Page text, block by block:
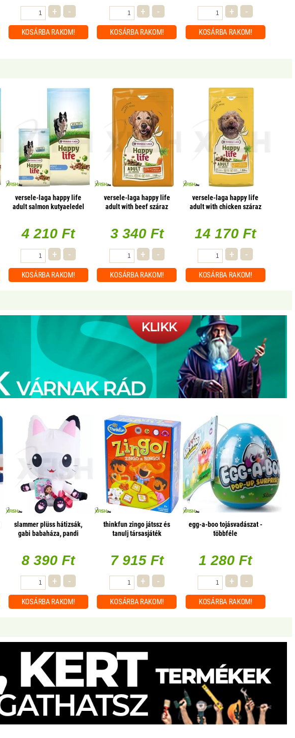
+ -
KOSÁRBARAKOM!
+ -
KOSÁRBARAKOM!
+ -
KOSÁRBA RAKOM!
versele-laga happy life
adult salmon kutyaeledel
4 210 Ft
+ -
KOSÁRBARAKOM!
versele-laga happy life
adult with beef száraz
3 340 Ft
+ -
KOSÁRBARAKOM!
versele-laga happy life
adult with chicken száraz
14 170 Ft
+ -
KOSÁRBA RAKOM!
slammer plüss hátizsák,
gabi babaháza, pandi
8 390 Ft
+ -
KOSÁRBA RAKOM!
thinkfun zingo játssz és
tanulj társasjáték
7 915 Ft
+ -
KOSÁRBA RAKOM!
egg-a-boo tojásvadászat -
többféle
1 280 Ft
+ -
KOSÁRBA RAKOM!